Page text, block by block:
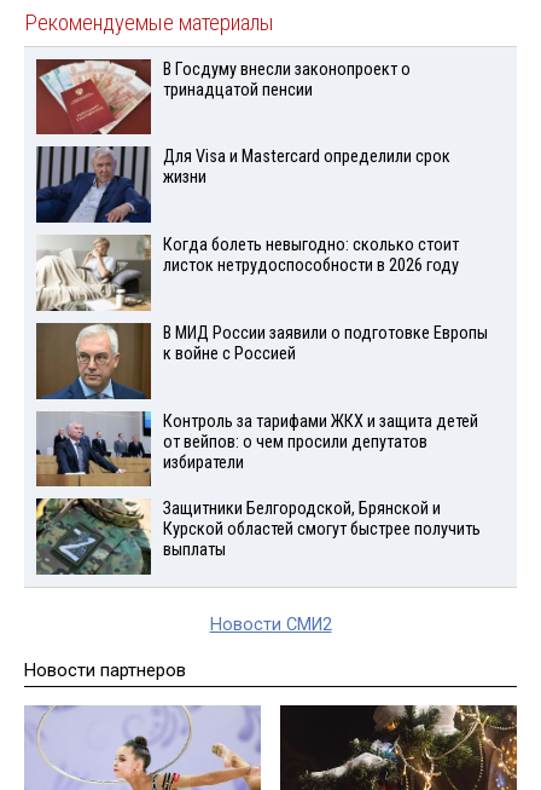
Рекомендуемые материалы
В Госдуму внесли законопроект о
тринадцатой пенсии
Для Visа и Mastercard определили срок
жизни
Когда болеть невыгодно: сколько стоит
листок нетрудоспособности в 2026 году
В МИД России заявили о подготовке Европы
к войне с Россией
Контроль за тарифами ЖКХ и защита детей
от вейпов: о чем просили депутатов
избиратели
Защитники Белгородской, Брянской и
Курской областей смогут быстрее получить
выплаты
Новости СМИ2
Новости партнеров